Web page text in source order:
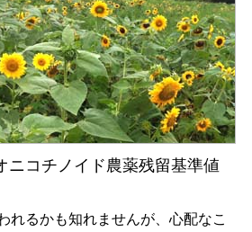
ニコチノイド農薬残留基準値
れるかも知れませんが、心配なこ